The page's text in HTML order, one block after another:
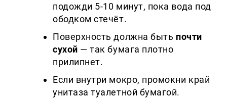
подожди 5-10 минут, пока вода под
ободком стечёт.
Поверхность должна быть почти
сухой — так бумага плотно
прилипнет.
Если внутри мокро, промокни край
унитаза туалетной бумагой.